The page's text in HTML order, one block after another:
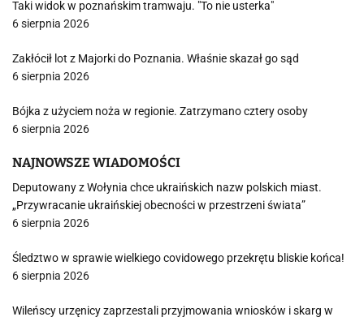
Taki widok w poznańskim tramwaju. "To nie usterka"
6 sierpnia 2026
Zakłócił lot z Majorki do Poznania. Właśnie skazał go sąd
6 sierpnia 2026
Bójka z użyciem noża w regionie. Zatrzymano cztery osoby
6 sierpnia 2026
NAJNOWSZE WIADOMOŚCI
Deputowany z Wołynia chce ukraińskich nazw polskich miast.
„Przywracanie ukraińskiej obecności w przestrzeni świata”
6 sierpnia 2026
Śledztwo w sprawie wielkiego covidowego przekrętu bliskie końca!
6 sierpnia 2026
Wileńscy urzęnicy zaprzestali przyjmowania wniosków i skarg w